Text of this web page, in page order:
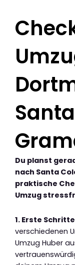
Du planst
nach Santa
praktische
Umzug
1. Erste
verschiedenen
Umzug Huber